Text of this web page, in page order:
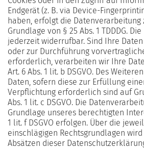
Endgerät (z. B. via Device-
haben, erfolgt die Datenverarbeitung
Grundlage von § 25 Abs. 1 TDDDG.
jederzeit widerrufbar. Sind Ihre
oder zur Durchführung
erforderlich, verarbeiten wir Ihre
Art. 6 Abs. 1 lit. b DSGVO. Des
Daten, sofern diese zur Erfüllung
Verpflichtung erforderlich sind auf
Abs. 1 lit. c DSGVO. Die
Grundlage unseres berechtigten
1 lit. f DSGVO erfolgen. Über die
einschlägigen Rechtsgrundlagen
Absätzen dieser